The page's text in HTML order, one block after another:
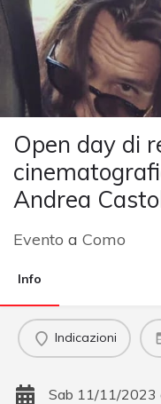
Open day di
Andrea
Evento a Como
Info
Indicazioni
Sab 11/11/2023